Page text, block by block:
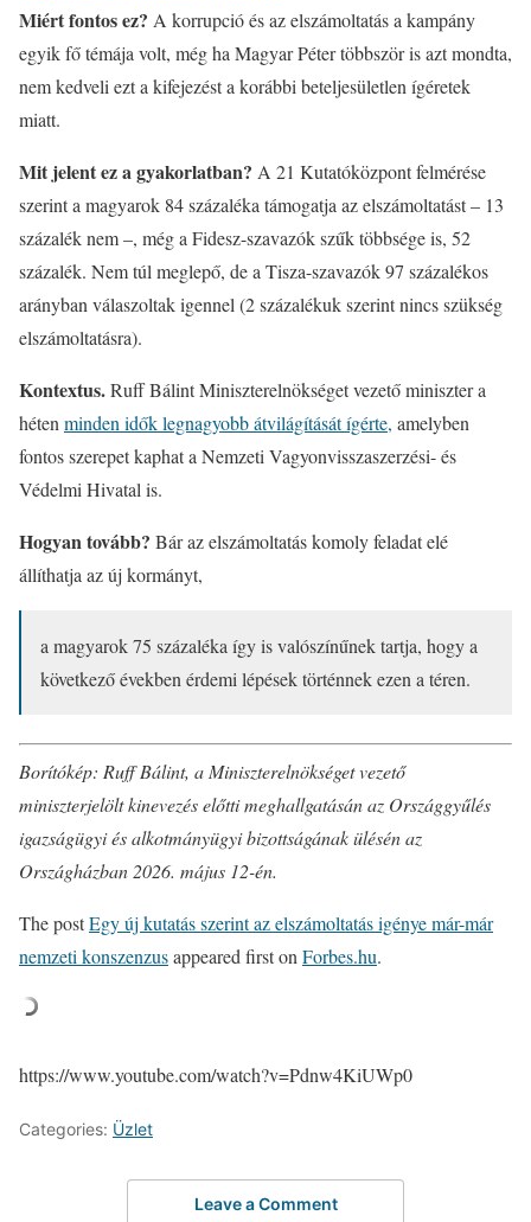
Miért fontos ez? A korrupció és az elszámoltatás a kampány
egyik fő témája volt, még ha Magyar Péter többször is azt mondta,
nem kedveli ezt a kifejezést a korábbi beteljesületlen ígéretek
miatt.
Mit jelent ez a gyakorlatban? A 21 Kutatóközpont felmérése
szerint a magyarok 84 százaléka támogatja az elszámoltatást – 13
százalék nem –, még a Fidesz-szavazók szűk többsége is, 52
százalék. Nem túl meglepő, de a Tisza-szavazók 97 százalékos
arányban válaszoltak igennel (2 százalékuk szerint nincs szükség
elszámoltatásra).
Kontextus.Ruff Bálint Miniszterelnökséget vezető miniszter a
héten minden idők legnagyobb átvilágítását ígérte, amelyben
fontos szerepet kaphat a Nemzeti Vagyonvisszaszerzési- és
Védelmi Hivatal is.
Hogyan tovább? Bár az elszámoltatás komoly feladat elé
állíthatja az új kormányt,
a magyarok 75 százaléka így is valószínűnek tartja, hogy a
következő években érdemi lépések történnek ezen a téren.
Borítókép: Ruff Bálint, a Miniszterelnökséget vezető
miniszterjelölt kinevezés előtti meghallgatásán az Országgyűlés
igazságügyi és alkotmányügyi bizottságának ülésén az
Országházban 2026. május 12-én.
The postEgy új kutatás szerint az elszámoltatás igénye már-már
nemzeti konszenzusappeared first on Forbes.hu.
https://www.youtube.com/watch?v=Pdnw4KiUWp0
Categories: Üzlet
Leave a Comment